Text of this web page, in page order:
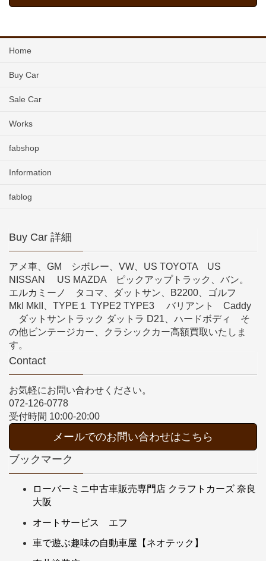
Home
Buy Car
Sale Car
Works
fabshop
Information
fablog
Buy Car 詳細
アメ車、GM シボレー、VW、US TOYOTA US
NISSAN US MAZDA ピックアップトラック、バン。
エルカミーノ タコマ、ダットサン、B2200、ゴルフ
MkI MkII、TYPE１ TYPE2 TYPE3 バリアント Caddy
ダットサントラック ダットラ D21、ハードボディ そ
の他ビンテージカー、クラシックカー高額買取いたしま
す。
Contact
お気軽にお問い合わせください。
072-126-0778
受付時間 10:00-20:00
メールでのお問い合わせはこちら
ブックマーク
ローバーミニ中古車販売専門店 クラフトカーズ 奈良
大阪
オートサービス エフ
車で遊ぶ趣味の自動車屋【ネオテック】